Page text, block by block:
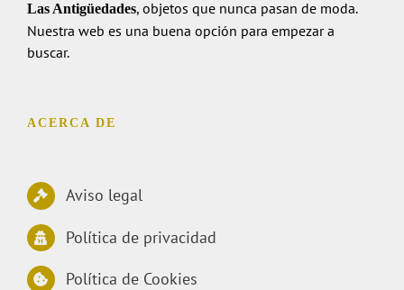
Las Antigüedades, objetos que nunca pasan de moda.
Nuestra web es una buena opción para empezar a
buscar.
ACERCA DE
Aviso legal
Política de privacidad
Política de Cookies